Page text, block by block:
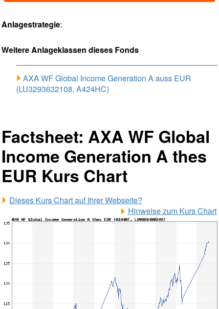
Anlagestrategie:
Weitere Anlageklassen dieses Fonds
AXA WF Global Income Generation A auss EUR
(LU3293632108, A424HC)
Factsheet: AXA WF Global
Income Generation A thes
EUR Kurs Chart
Dieses Kurs Chart auf Ihrer Webseite?
Hinweise zum Kurs Chart